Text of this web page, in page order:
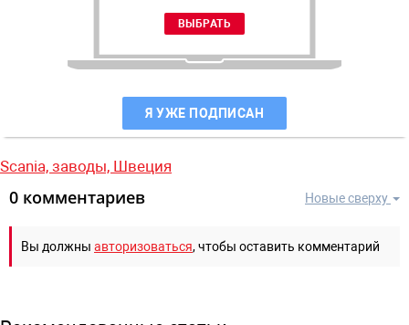
Я УЖЕ ПОДПИСАН
Scania, заводы, Швеция
Новые сверху
0 комментариев
Вы должны авторизоваться, чтобы оставить комментарий